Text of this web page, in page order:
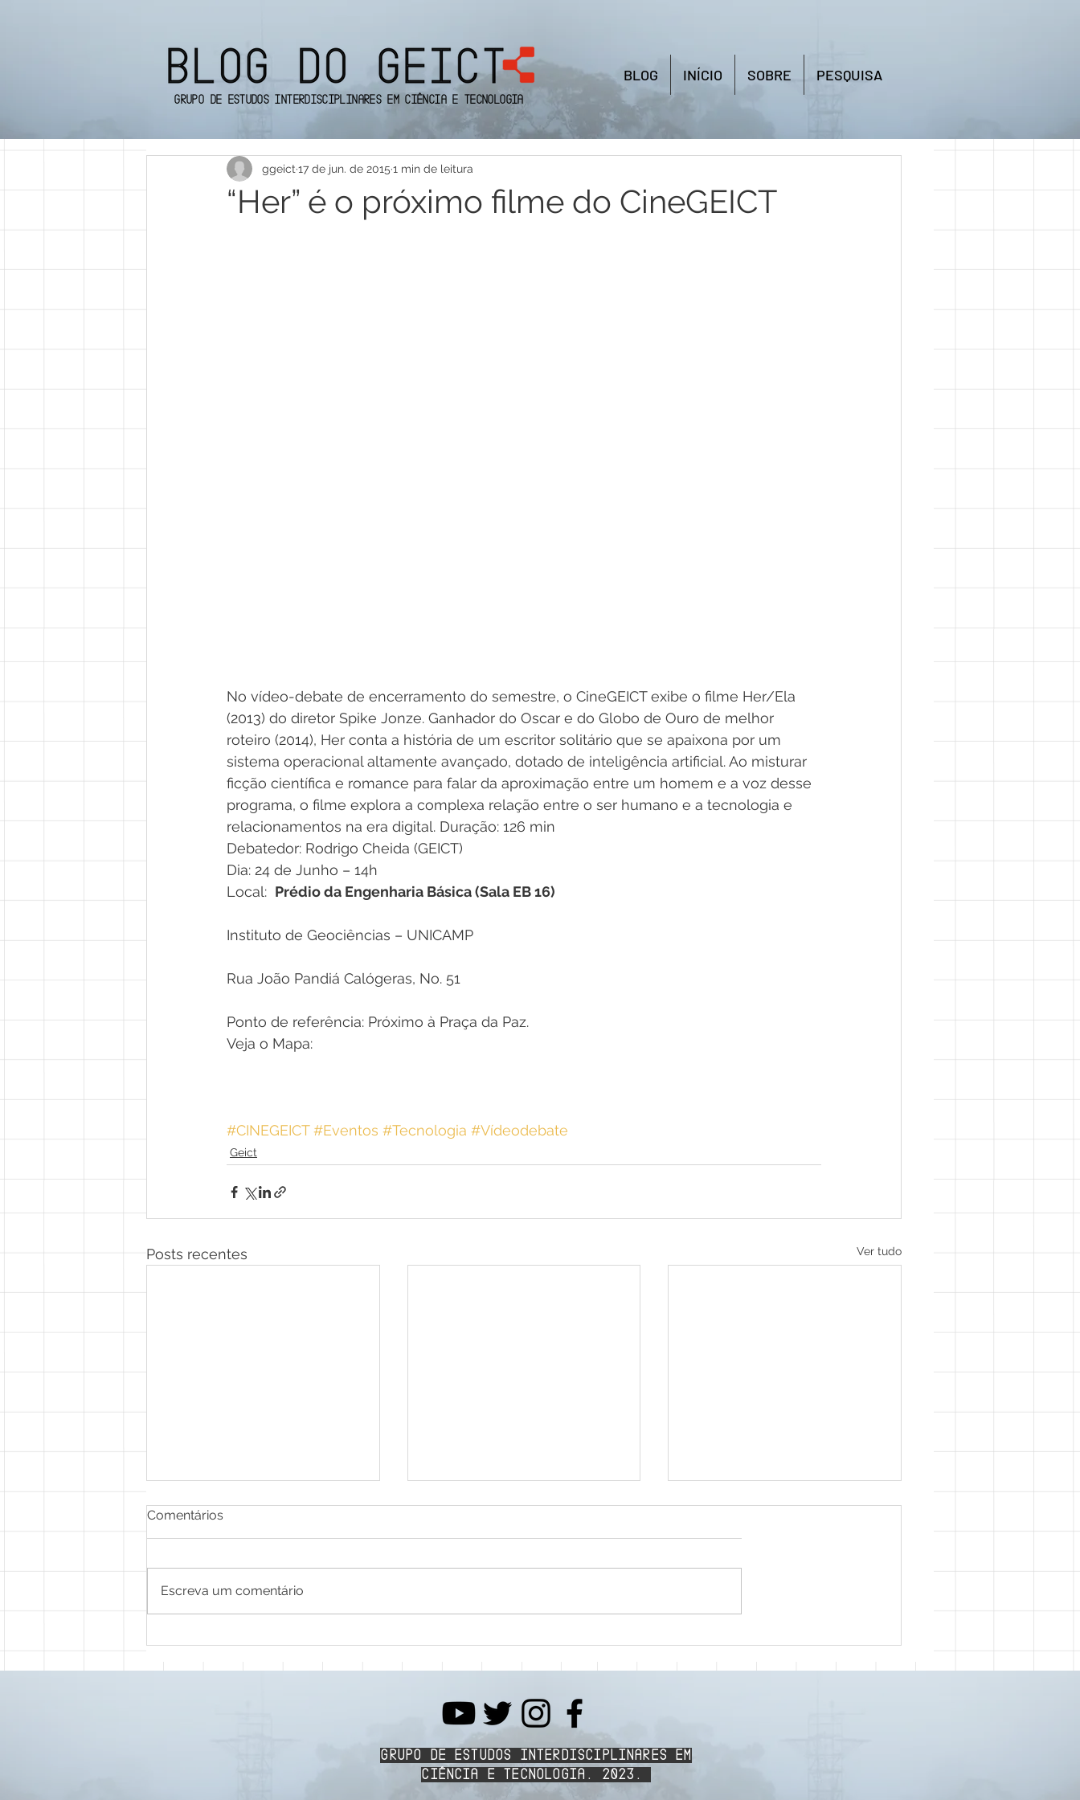
Grupo de Estudos Interdisciplinares em Ciência e Tecnologia
BLOG INÍCIO SOBRE PESQUISA
“Her” é o próximo filme do CineGEICT
ggeict 17 de jun. de 2015 1 min de leitura
No vídeo-debate de encerramento do semestre, o CineGEICT exibe o filme Her/Ela
(2013) do diretor Spike Jonze. Ganhador do Oscar e do Globo de Ouro de melhor
roteiro (2014), Her conta a história de um escritor solitário que se apaixona por um
sistema operacional altamente avançado, dotado de inteligência artificial. Ao misturar
ficção científica e romance para falar da aproximação entre um homem e a voz desse
programa, o filme explora a complexa relação entre o ser humano e a tecnologia e
relacionamentos na era digital. Duração: 126 min
Debatedor: Rodrigo Cheida (GEICT)
Dia: 24 de Junho – 14h
Local: Prédio da Engenharia Básica (Sala EB 16)
Instituto de Geociências – UNICAMP
Rua João Pandiá Calógeras, No. 51
Ponto de referência: Próximo à Praça da Paz.
Veja o Mapa:
#CINEGEICT #Eventos #Tecnologia #Vídeodebate
Geict
Posts recentes Ver tudo
anos
Comentários
Escreva um comentário
Grupo de Estudos Interdisciplinares em
Ciência e Tecnologia, 2023.